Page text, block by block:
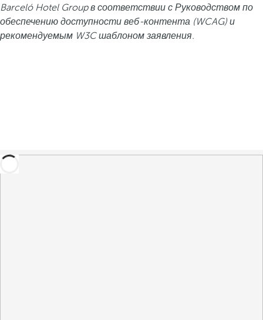
Barceló Hotel Group в соответствии с Руководством по
обеспечению доступности веб-контента (WCAG) и
рекомендуемым W3C шаблоном заявления.